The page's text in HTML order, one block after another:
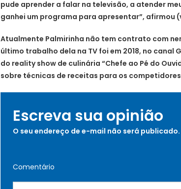
pude aprender a falar na televisão, a atender
ganhei um programa para apresentar”, afirmou
Atualmente Palmirinha não tem contrato com
último trabalho dela na TV foi em 2018, no canal
do reality show de culinária “Chefe ao Pé do
sobre técnicas de receitas para os
Escreva sua opinião
O seu endereço de e-mail não será publicado.
Comentário